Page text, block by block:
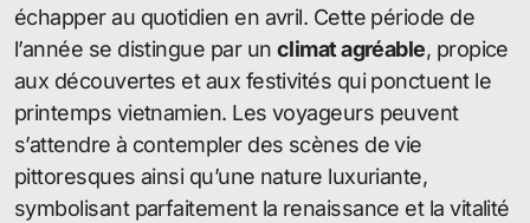
échapper au quotidien en avril. Cette période de
l’année se distingue par un climat agréable, propice
aux découvertes et aux festivités qui ponctuent le
printemps vietnamien. Les voyageurs peuvent
s’attendre à contempler des scènes de vie
pittoresques ainsi qu’une nature luxuriante,
symbolisant parfaitement la renaissance et la vitalité